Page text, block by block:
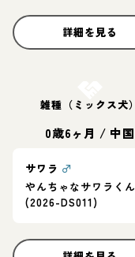
詳細を見る
雑種（ミックス犬）
0歳6ヶ月 / 中国
サワラ ♂
やんちゃなサワラくん
(2026-DS011)